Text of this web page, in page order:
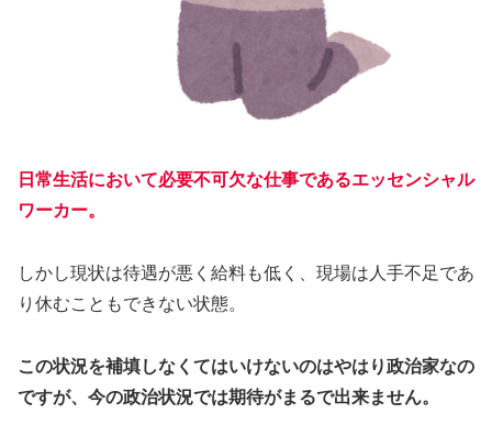
日常生活において必要不可欠な仕事であるエッセンシャル
ワーカー。
しかし現状は待遇が悪く給料も低く、現場は人手不足であ
り休むこともできない状態。
この状況を補填しなくてはいけないのはやはり政治家なの
ですが、今の政治状況では期待がまるで出来ません。